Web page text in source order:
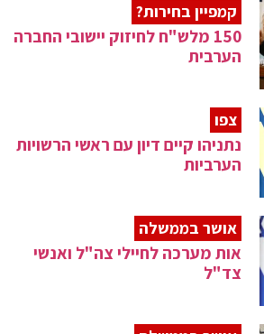
קמפיין בחירות?
150 מלש"ח לחיזוק יישובי החברה
הערבית
צפו
נתניהו קיים דיון עם ראשי הרשויות
הערביות
אושר בממשלה
אות מערכה לחיילי צה"ל ואנשי
צד"ל